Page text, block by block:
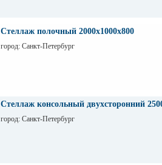
Стеллаж полочный 2000х1000х800
город: Санкт-Петербург
Стеллаж консольный двухсторонний
город: Санкт-Петербург